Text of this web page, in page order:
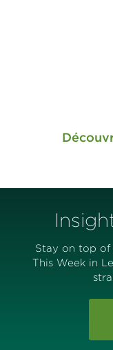
Stay on top of
This Week in